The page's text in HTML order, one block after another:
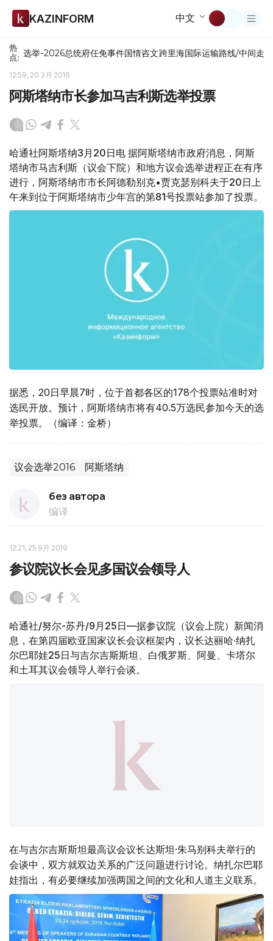
KAZINFORM 中文
热
点: 选举-2026总统府任免事件国情咨文跨里海国际运输路线/中间走廊
12:59, 20 3月 2016
阿斯塔纳市长参加马吉利斯选举投票
哈通社阿斯塔纳3月20日电 据阿斯塔纳市政府消息，阿斯
塔纳市马吉利斯（议会下院）和地方议会选举进程正在有序
进行，阿斯塔纳市市长阿德勒别克•贾克瑟别科夫于20日上
午来到位于阿斯塔纳市少年宫的第81号投票站参加了投票。
据悉，20日早晨7时，位于首都各区的178个投票站准时对
选民开放。预计，阿斯塔纳市将有40.5万选民参加今天的选
举投票。（编译：金桥）
议会选举2016 阿斯塔纳
без автора
编译
12:21, 25 9月 2019
参议院议长会见多国议会领导人
哈通社/努尔-苏丹/9月25日—据参议院（议会上院）新闻消
息，在第四届欧亚国家议长会议框架内，议长达丽哈·纳扎
尔巴耶娃25日与吉尔吉斯斯坦、白俄罗斯、阿曼、卡塔尔
和土耳其议会领导人举行会谈。
在与吉尔吉斯斯坦最高议会议长达斯坦·朱马别科夫举行的
会谈中，双方就双边关系的广泛问题进行讨论。纳扎尔巴耶
娃指出，有必要继续加强两国之间的文化和人道主义联系。